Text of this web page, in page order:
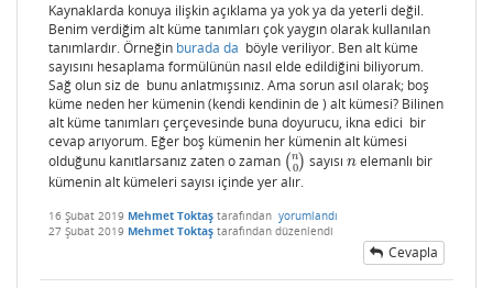
Kaynaklarda konuya ilişkin açıklama ya yok ya da yeterli değil.
Benim verdiğim alt küme tanımları çok yaygın olarak kullanılan
tanımlardır. Örneğin burada da böyle veriliyor. Ben alt küme
sayısını hesaplama formülünün nasıl elde edildiğini biliyorum.
Sağ olun siz de bunu anlatmışsınız. Ama sorun asıl olarak; boş
küme neden her kümenin (kendi kendinin de ) alt kümesi? Bilinen
alt küme tanımları çerçevesinde buna doyurucu, ikna edici bir
cevap arıyorum. Eğer boş kümenin her kümenin alt kümesi
olduğunu kanıtlarsanız zaten o zaman ( n
0)
(n0 sayısın
n elemanlı bir
kümenin alt kümeleri sayısı içinde yer alır.
16 Şubat 2019 Mehmet Toktaş tarafından yorumlandı
27 Şubat 2019 Mehmet Toktaş tarafından düzenlendi
Cevapla